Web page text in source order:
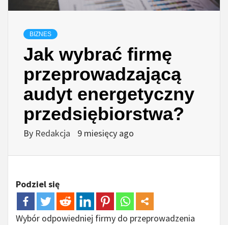
BIZNES
Jak wybrać firmę
przeprowadzającą
audyt energetyczny
przedsiębiorstwa?
By Redakcja 9 miesięcy ago
Podziel się
Wybór odpowiedniej firmy do przeprowadzenia